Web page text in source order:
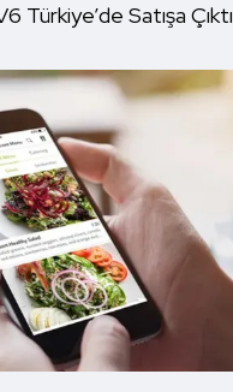
Türkiye’de Satışa Çıktı